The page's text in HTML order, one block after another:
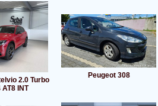
2.0 Turbo
AT8 INT
Peugeot 308